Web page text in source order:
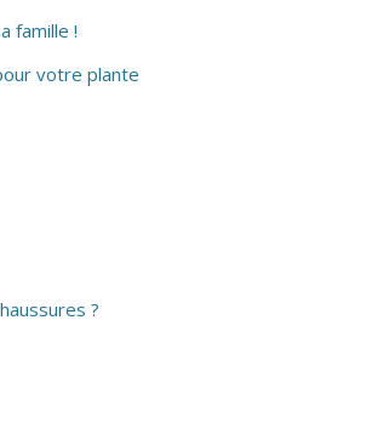
famille !
votre plante
?